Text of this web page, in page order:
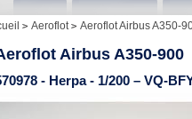
Aeroflot Aeroflot Airbus A350-
Airbus A350-900
- Herpa - 1/200 – VQ-